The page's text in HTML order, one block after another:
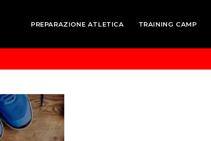
PREPARAZIONE ATLETICA TRAINING CAMP